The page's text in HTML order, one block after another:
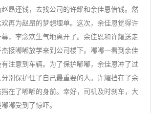
还钱，去找公司的许耀和余佳恩借钱。然
再为赵昂的梦想埋单。这次，余佳恩觉得许
，李念欢生气地离开了。余佳恩和许耀送走
接嘟嘟放学来到公司楼下。嘟嘟一看到余佳
注意到车辆。为了保护嘟嘟，余佳恩冲了过
别保护住了自己最重要的人。许耀挡在了余
在了嘟嘟的身前。幸好，司机及时刹车，大
嘟受到了惊吓。